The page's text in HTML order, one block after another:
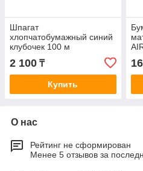
Шпагат
хлопчатобумажный синий
клубочек 100 м
2 100 ₸
Купить
О нас
Рейтинг не сформирован
Менее 5 отзывов за